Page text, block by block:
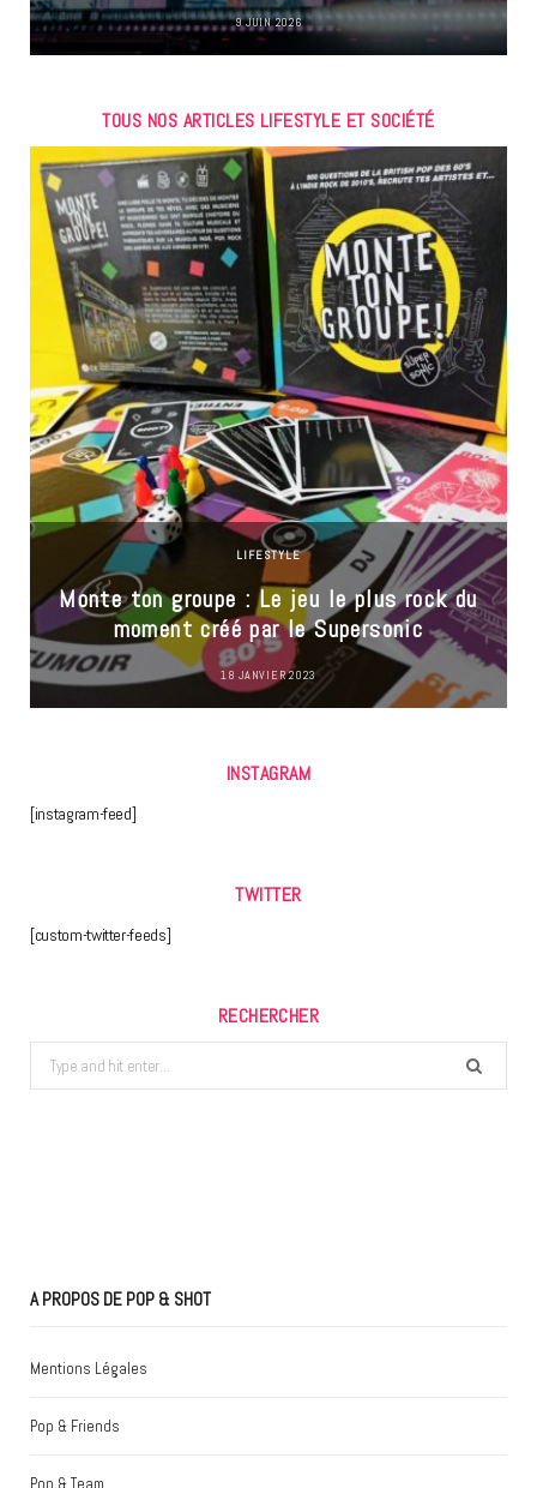
9 JUIN 2026
TOUS NOS ARTICLES LIFESTYLE ET SOCIÉTÉ
LIFESTYLE
Monte ton groupe : Le jeu le plus rock du
moment créé par le Supersonic
18 JANVIER 2023
INSTAGRAM
[instagram-feed]
TWITTER
[custom-twitter-feeds]
RECHERCHER
Search
for:
A PROPOS DE POP & SHOT
Mentions Légales
Pop & Friends